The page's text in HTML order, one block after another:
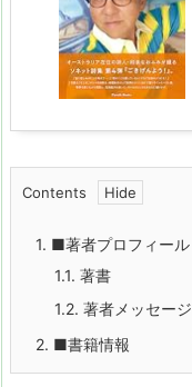
Contents
1. ■著者プロフィール
1.1. 著書
1.2. 著者メッセージ
2. ■書籍情報